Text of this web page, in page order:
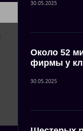
30.05.2025
Около 52
фирмы у
30.05.2025